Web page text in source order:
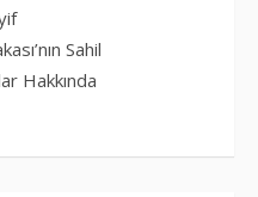
Sahil
Hakkında